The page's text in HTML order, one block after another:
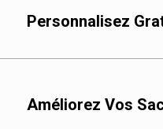
Personnalisez
Améliorez Vos